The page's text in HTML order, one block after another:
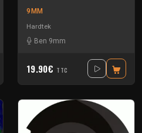
9MM
Hardtek
Ben 9mm
19.90€ TTC